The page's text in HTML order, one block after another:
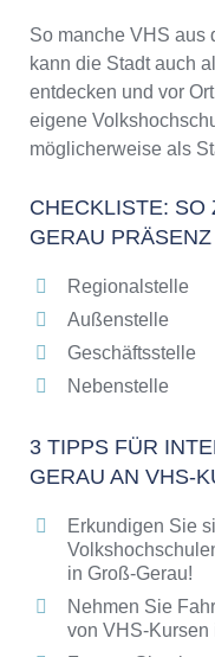
So manche VHS aus
kann die Stadt auch
entdecken und vor
eigene
möglicherweise als
CHECKLISTE: SO
ERAU PRÄSENZ
Regionalstelle
Außenstelle
Geschäftsstelle
Nebenstelle
3 TIPPS FÜR
ERAU AN VHS-
Erkundigen Sie
in Groß-Gerau!
Nehmen Sie
von VHS-Kursen